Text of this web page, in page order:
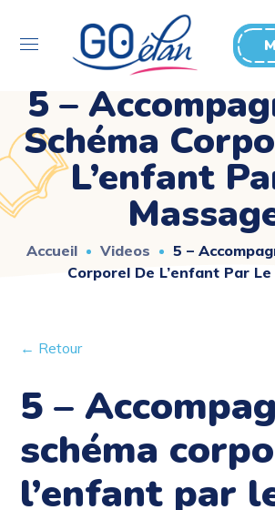
5 –
Schéma
L’enfant
Accueil Videos
5 –
Corporel De L’enfant Par
← Retour
5 –
schéma
l’enfant par